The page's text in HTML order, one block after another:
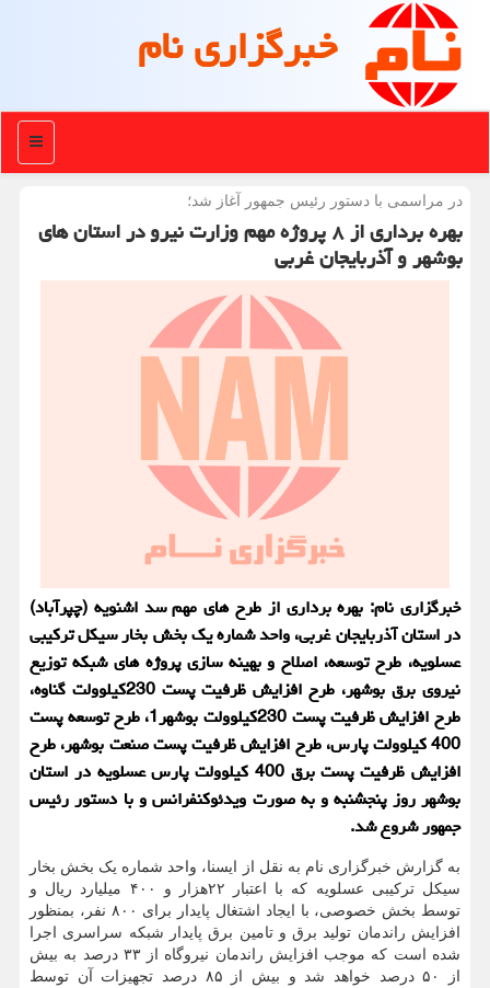
خبرگزاری نام
منو
در مراسمی با دستور رئیس جمهور آغاز شد؛
بهره برداری از ۸ پروژه مهم وزارت نیرو در استان های
بوشهر و آذربایجان غربی
خبرگزاری نام: بهره برداری از طرح های مهم سد اشنویه (چپرآباد)
در استان آذربایجان غربی، واحد شماره یك بخش بخار سیكل تركیبی
عسلویه، طرح توسعه، اصلاح و بهینه سازی پروژه های شبكه توزیع
نیروی برق بوشهر، طرح افزایش ظرفیت پست 230كیلوولت گناوه،
طرح افزایش ظرفیت پست 230كیلوولت بوشهر1، طرح توسعه پست
400 كیلوولت پارس، طرح افزایش ظرفیت پست صنعت بوشهر، طرح
افزایش ظرفیت پست برق 400 كیلوولت پارس عسلویه در استان
بوشهر روز پنجشنبه و به صورت ویدئوكنفرانس و با دستور رئیس
جمهور شروع شد.
به گزارش خبرگزاری نام به نقل از ایسنا، واحد شماره یک بخش بخار
سیکل ترکیبی عسلویه که با اعتبار ۲۲هزار و ۴۰۰ میلیارد ریال و
توسط بخش خصوصی، با ایجاد اشتغال پایدار برای ۸۰۰ نفر، بمنظور
افزایش راندمان تولید برق و تامین برق پایدار شبکه سراسری اجرا
شده است که موجب افزایش راندمان نیروگاه از ۳۳ درصد به بیش
از ۵۰ درصد خواهد شد و بیش از ۸۵ درصد تجهیزات آن توسط